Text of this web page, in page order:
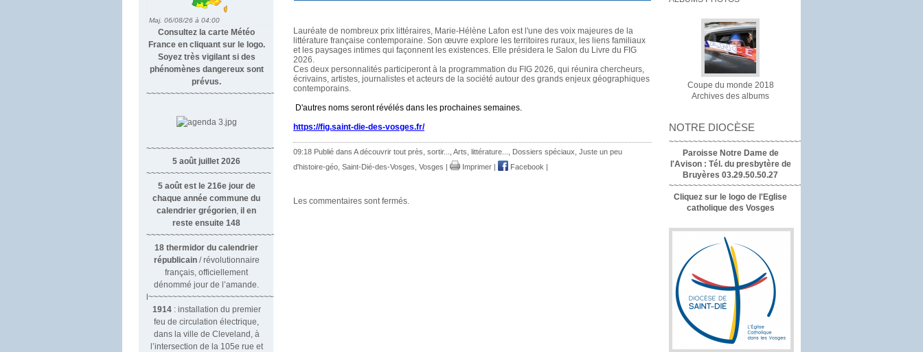
Consultez la carte Météo
France en cliquant sur le logo.
Soyez très vigilant si des
phénomènes dangereux sont
prévus.
~~~~~~~~~~~~~~~~~~~~~~~~~~~~
~~~~~~~~~~~~~~~~~~~~~~~~~~~~~~
5 août juillet 2026
~~~~~~~~~~~~~~~~~~~~~~~~~~
5 août est le 216e jour de
chaque année commune du
calendrier grégorien il en
reste ensuite 148
~~~~~~~~~~~~~~~~~~~~~~~~~~~~~~~~
18 thermidor du calendrier
républicain / révolutionnaire
français, officiellement
dénommé jour de l’amande.
l~~~~~~~~~~~~~~~~~~~~~~~~~~~
1914 : installation du premier
feu de circulation électrique,
dans la ville de Cleveland, à
l’intersection de la 105e rue et
Coupe du monde 2018
Archives des albums
NOTRE DIOCÈSE
~~~~~~~~~~~~~~~~~~~~~~~~~~~~~~~~~~
Paroisse Notre Dame de
l'Avison : Tél. du presbytère de
Bruyères 03.29.50.50.27
~~~~~~~~~~~~~~~~~~~~~~~~~~~~~~~~
Cliquez sur le logo de l'Eglise
catholique des Vosges
Lauréate de nombreux prix littéraires, Marie-Hélène Lafon est l'une des voix majeures de la
littérature française contemporaine. Son œuvre explore les territoires ruraux, les liens familiaux
et les paysages intimes qui façonnent les existences. Elle présidera le Salon du Livre du FIG
2026.
Ces deux personnalités participeront à la programmation du FIG 2026, qui réunira chercheurs,
écrivains, artistes, journalistes et acteurs de la société autour des grands enjeux géographiques
contemporains.
D'autres noms seront révélés dans les prochaines semaines.
https://fig.saint-die-des-vosges.fr/
09:18 Publié dans A découvrir tout près, sortir... Arts, littérature... Dossiers spéciaux Juste un peu
d'histoire-géo Saint-Dié-des-Vosges Vosges | Imprimer | Facebook |
Les commentaires sont fermés.